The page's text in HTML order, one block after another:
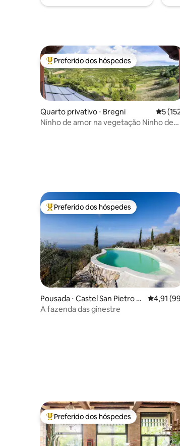
por noite
Entre os melhores preferidos dos
Preferido dos hóspedes
Quarto privativo ⋅ Bregni 5 de
5
Ninho de amor na vegetação Ninho de
Entre os melhores preferidos dos
Preferido dos hóspedes
Pousada ⋅ Castel San Pietro R
omano
4,91 de
4,91
A fazenda das ginestre
Entre os melhores preferidos dos
Preferido dos hóspedes